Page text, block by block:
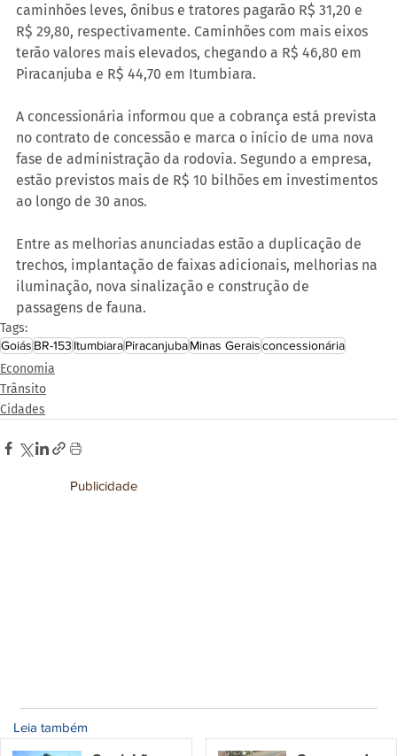
caminhões leves, ônibus e tratores pagarão R$ 31,20 e
R$ 29,80, respectivamente. Caminhões com mais eixos
terão valores mais elevados, chegando a R$ 46,80 em
Piracanjuba e R$ 44,70 em Itumbiara.
A concessionária informou que a cobrança está prevista
no contrato de concessão e marca o início de uma nova
fase de administração da rodovia. Segundo a empresa,
estão previstos mais de R$ 10 bilhões em investimentos
ao longo de 30 anos.
Entre as melhorias anunciadas estão a duplicação de
trechos, implantação de faixas adicionais, melhorias na
iluminação, nova sinalização e construção de
passagens de fauna.
Tags:
GoiásBR-153ItumbiaraPiracanjubaMinas Geraisconcessionária
Economia
Trânsito
Cidades
Publicidade
Leia também